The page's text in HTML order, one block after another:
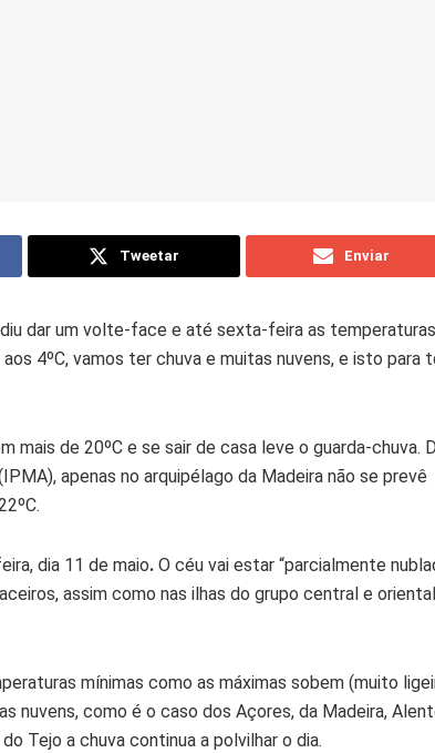
Tweetar Enviar
dar um volte-face e até sexta-feira as
4ºC, vamos ter chuva e muitas nuvens, e isto para
de 20ºC e se sair de casa leve o guarda-chuva.
apenas no arquipélago da Madeira não se prevê
dia 11 de maio. O céu vai estar “parcialmente
assim como nas ilhas do grupo central e
mínimas como as máximas sobem (muito
nuvens, como é o caso dos Açores, da Madeira,
Tejo a chuva continua a polvilhar o dia.